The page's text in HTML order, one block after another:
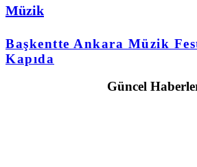
Müzik
Başkentte Ankara Müzik
Kapıda
Güncel